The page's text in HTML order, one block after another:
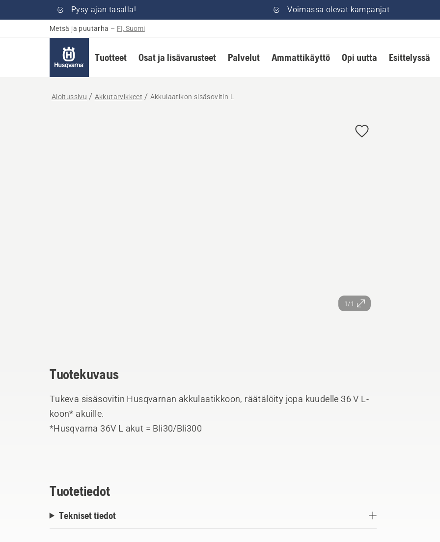
Pysy ajan tasalla! Voimassa olevat kampanjat
Metsä ja puutarha – FI, Suomi
Tuotteet Osat ja lisävarusteet Palvelut Ammattikäyttö Opi uutta Esittelyssä
Aloitussivu Akkutarvikkeet Akkulaatikon sisäsovitin L
1/1
Tuotekuvaus
Tukeva sisäsovitin Husqvarnan akkulaatikkoon, räätälöity jopa kuudelle 36 V L-
koon* akuille.
*Husqvarna 36V L akut = Bli30/Bli300
Tuotetiedot
Tekniset tiedot